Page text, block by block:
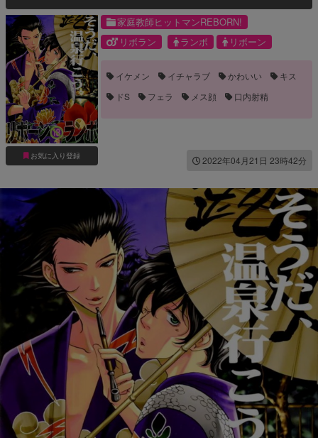
お気に入り登録
家庭教師ヒットマンREBORN!
リボラン
ランボ リボーン
イケメン イチャラブ かわいい
キス
ドS
フェラ メス顔 口内射精
2022年04月21日 23時42分